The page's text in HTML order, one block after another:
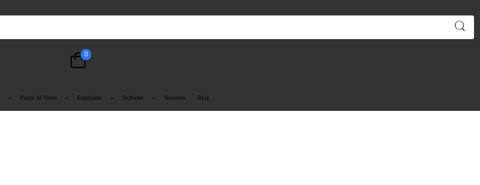
0
Punto de Venta Especiales Software Nosotros Blog